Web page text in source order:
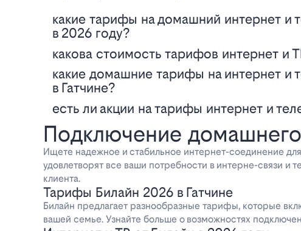
Какие тарифы на домашний интернет и телевидение предлагает Билайн
в 2026 году?
Какова стоимость тарифов интернет и
Какие домашние тарифы на интернет и телевидение предлагает Билайн
в Гатчине?
Есть ли акции на тарифы интернет и
Подключение домашнего
Ищете надежное и стабильное интернет-соединение
удовлетворят все ваши потребности в интерне-связи
клиента.
Тарифы Билайн 2026 в Гатчине
Билайн предлагает разнообразные тарифы, которые
вашей семье. Узнайте больше о возможностях